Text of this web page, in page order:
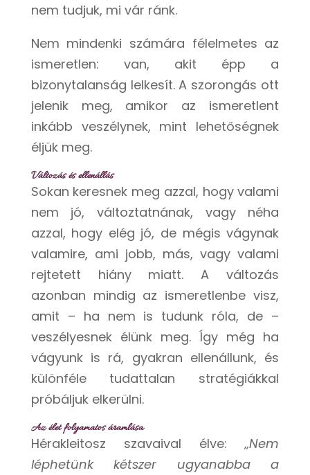
nem tudjuk, mi vár ránk.
Nem mindenki számára félelmetes az
ismeretlen: van, akit épp a
bizonytalanság lelkesít. A szorongás ott
jelenik meg, amikor az ismeretlent
inkább veszélynek, mint lehetőségnek
éljük meg.
Változás és ellenállás
Sokan keresnek meg azzal, hogy valami
nem jó, változtatnának, vagy néha
azzal, hogy elég jó, de mégis vágynak
valamire, ami jobb, más, vagy valami
rejtetett hiány miatt. A változás
azonban mindig az ismeretlenbe visz,
amit – ha nem is tudunk róla, de –
veszélyesnek élünk meg. Így még ha
vágyunk is rá, gyakran ellenállunk, és
különféle tudattalan stratégiákkal
próbáljuk elkerülni.
Az élet folyamatos áramlása
Hérakleitosz szavaival élve:„Nem
léphetünk kétszer ugyanabba a